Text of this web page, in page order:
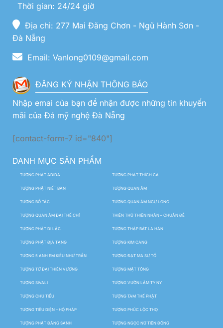
Thời gian: 24/24 giờ
Địa chỉ: 277 Mai Đăng Chơn - Ngũ Hành Sơn -
Đà Nẵng
Email: Vanlong0109@gmail.com
ĐĂNG KÝ NHẬN THÔNG BÁO
Nhập emai của bạn để nhận được những tin khuyến
mãi của Đá mỹ nghệ Đà Nẵng
[contact-form-7 id="840"]
DANH MỤC SẢN PHẨM
TƯỢNG PHẬT ADIDA TƯỢNG PHẬT THÍCH CA
TƯỢNG PHẬT NIẾT BÀN TƯỢNG QUAN ÂM
TƯỢNG BỒ TÁC TƯỢNG QUAN ÂM NGỰ LONG
TƯỢNG QUAN ÂM ĐẠI THẾ CHÍ THIÊN THỦ THIÊN NHÃN – CHUẨN ĐỀ
TƯỢNG PHẬT DI LẶC TƯỢNG THẬP BÁT LA HÁN
TƯỢNG PHẬT ĐỊA TẠNG TƯỢNG KIM CANG
TƯỢNG 5 ANH EM KIỀU NHƯ TRẦN TƯỢNG ĐẠT MA SƯ TỔ
TƯỢNG TỨ ĐẠI THIÊN VƯƠNG TƯỢNG MẬT TÔNG
TƯỢNG SIVALI TƯỢNG VƯỜN LÂM TỲ NY
TƯỢNG CHÚ TIỂU TƯỢNG TAM THẾ PHẬT
TƯỢNG TIÊU DIỆN – HỘ PHÁP TƯỢNG PHÚC LỘC THỌ
TƯỢNG PHẬT ĐẢNG SANH TƯỢNG NGỌC NỮ TIÊN ĐỒNG